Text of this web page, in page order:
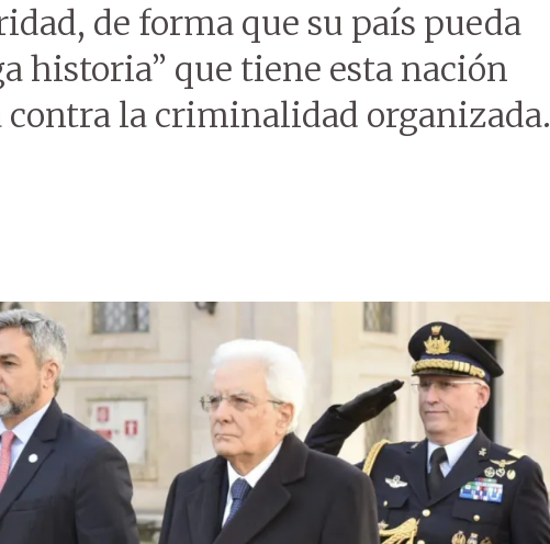
de forma que su país pueda
historia” que tiene esta nación
contra la criminalidad organizada.